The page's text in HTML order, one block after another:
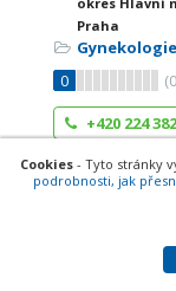
Praha
0
(0
+420 224
Na
okres Hlavní
Cookies - Tyto stránky
podrobnosti, jak